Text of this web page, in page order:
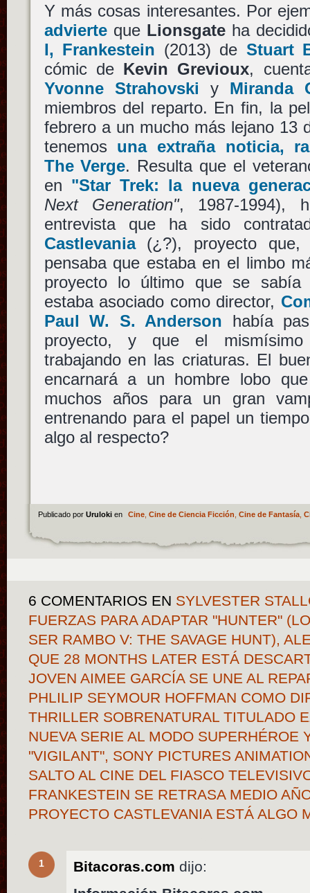
Y más cosas interesantes. Por
advierteque Lionsgateha
I, Frankestein (2013) de Stuart
cómic de Kevin Grevioux,
Yvonne Strahovski y Miranda
miembros del reparto. En fin, la
febrero a un mucho más lejano 13
tenemos una extraña noticia,
The Verge. Resulta que el
en "Star Trek: la nueva
Next Generation", 1987-1994),
entrevista que ha sido
Castlevania(¿?), proyecto que,
pensaba que estaba en el limbo
proyecto lo último que se
estaba asociado como director,
Paul W. S. Anderson había
proyecto, y que el
trabajando en las criaturas. El
encarnará a un hombre lobo
muchos años para un gran
entrenando para el papel un
algo al respecto?
Publicado por Uruloki en Cine, Cine de Ciencia Ficción Cine de Fantasía,
6 COMENTARIOS EN SYLVESTER
FUERZAS PARA ADAPTAR "HUNTER"
SER RAMBO V: THE SAVAGE HUNT),
QUE 28 MONTHS LATER ESTÁ
JOVEN AIMEE GARCÍA SE UNE AL
PHLILIP SEYMOUR HOFFMAN COMO
THRILLER SOBRENATURAL TITULADO
NUEVA SERIE AL MODO SUPERHÉROE
"VIGILANT", SONY PICTURES
SALTO AL CINE DEL FIASCO
FRANKESTEIN SE RETRASA MEDIO
PROYECTO CASTLEVANIA ESTÁ ALGO
1 Bitacoras.com dijo: